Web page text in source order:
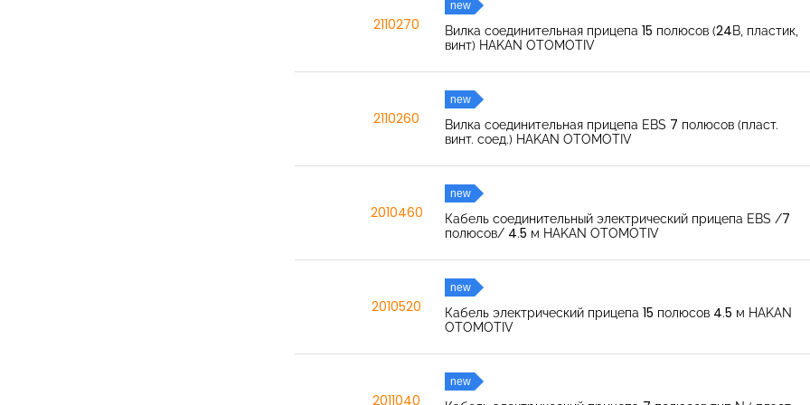
2110270
new
Вилка соединительная прицепа 15 полюсов (24В, пластик,
винт) HAKAN OTOMOTIV
2110260
new
Вилка соединительная прицепа EBS 7 полюсов (пласт.
винт. соед.) HAKAN OTOMOTIV
2010460
new
Кабель соединительный электрический прицепа EBS /7
полюсов/ 4.5 м HAKAN OTOMOTIV
2010520
new
Кабель электрический прицепа 15 полюсов 4.5 м HAKAN
OTOMOTIV
2011040
new